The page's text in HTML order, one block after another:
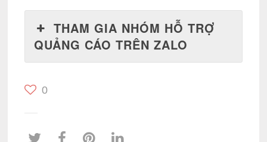
THAM GIA NHÓM HỖ TRỢ
QUẢNG CÁO TRÊN ZALO
0